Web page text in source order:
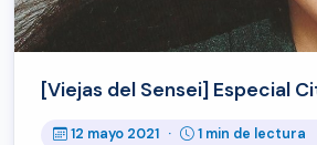
[Viejas del Sensei] Especial
12 mayo 2021 · 1 min de lectura